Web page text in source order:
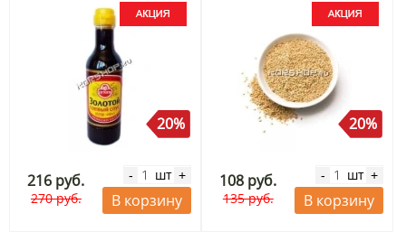
20%
216 руб.
270 руб.
- шт +
В корзину
20%
108 руб.
135 руб.
- шт +
В корзину